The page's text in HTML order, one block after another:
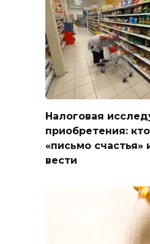
Налоговая
приобретения:
«письмо счастья»
вести